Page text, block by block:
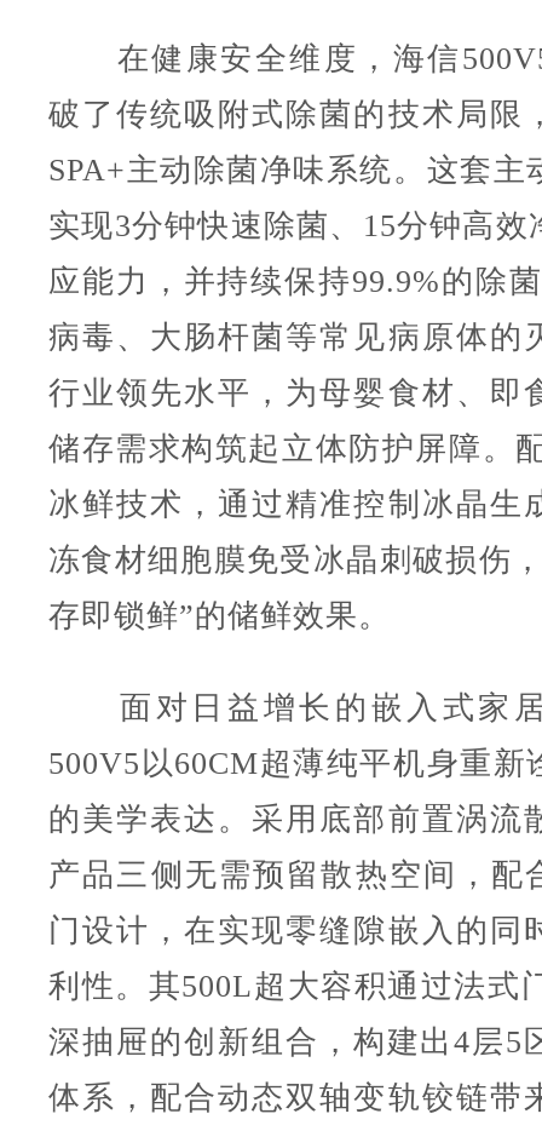
在健康安全维度，海信
破了传统吸附式除菌的技术局限
SPA+主动除菌净味系统。这套主
实现3分钟快速除菌、15分钟高效
应能力，并持续保持99.9%的除
病毒、大肠杆菌等常见病原体的
行业领先水平，为母婴食材、即
储存需求构筑起立体防护屏障。
冰鲜技术，通过精准控制冰晶生
冻食材细胞膜免受冰晶刺破损伤
存即锁鲜”的储鲜效果。
面对日益增长的嵌入式家
500V5以60CM超薄纯平机身重新
的美学表达。采用底部前置涡流
产品三侧无需预留散热空间，配
门设计，在实现零缝隙嵌入的同
利性。其500L超大容积通过法式
深抽屉的创新组合，构建出4层5
体系，配合动态双轴变轨铰链带